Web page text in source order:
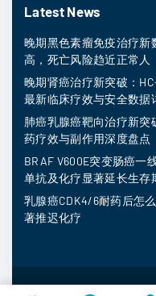
Latest News
晚期黑色素瘤免疫治疗新
高，死亡风险趋近正常人
晚期肾癌治疗新突破：
最新临床疗效与安全数据
肺癌乳腺癌靶向治疗新突
药疗效与副作用深度盘点
BRAF V600E突变肠癌一
单抗及化疗显著延长生存
乳腺癌CDK4/6耐药后怎
著推迟化疗